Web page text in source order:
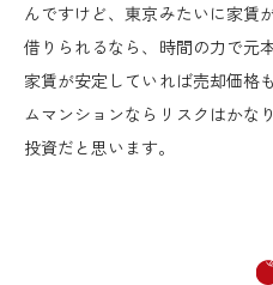
んですけど、東京みたいに家賃
借りられるなら、時間の力で元
家賃が安定していれば売却価格
ムマンションならリスクはかな
投資だと思います。